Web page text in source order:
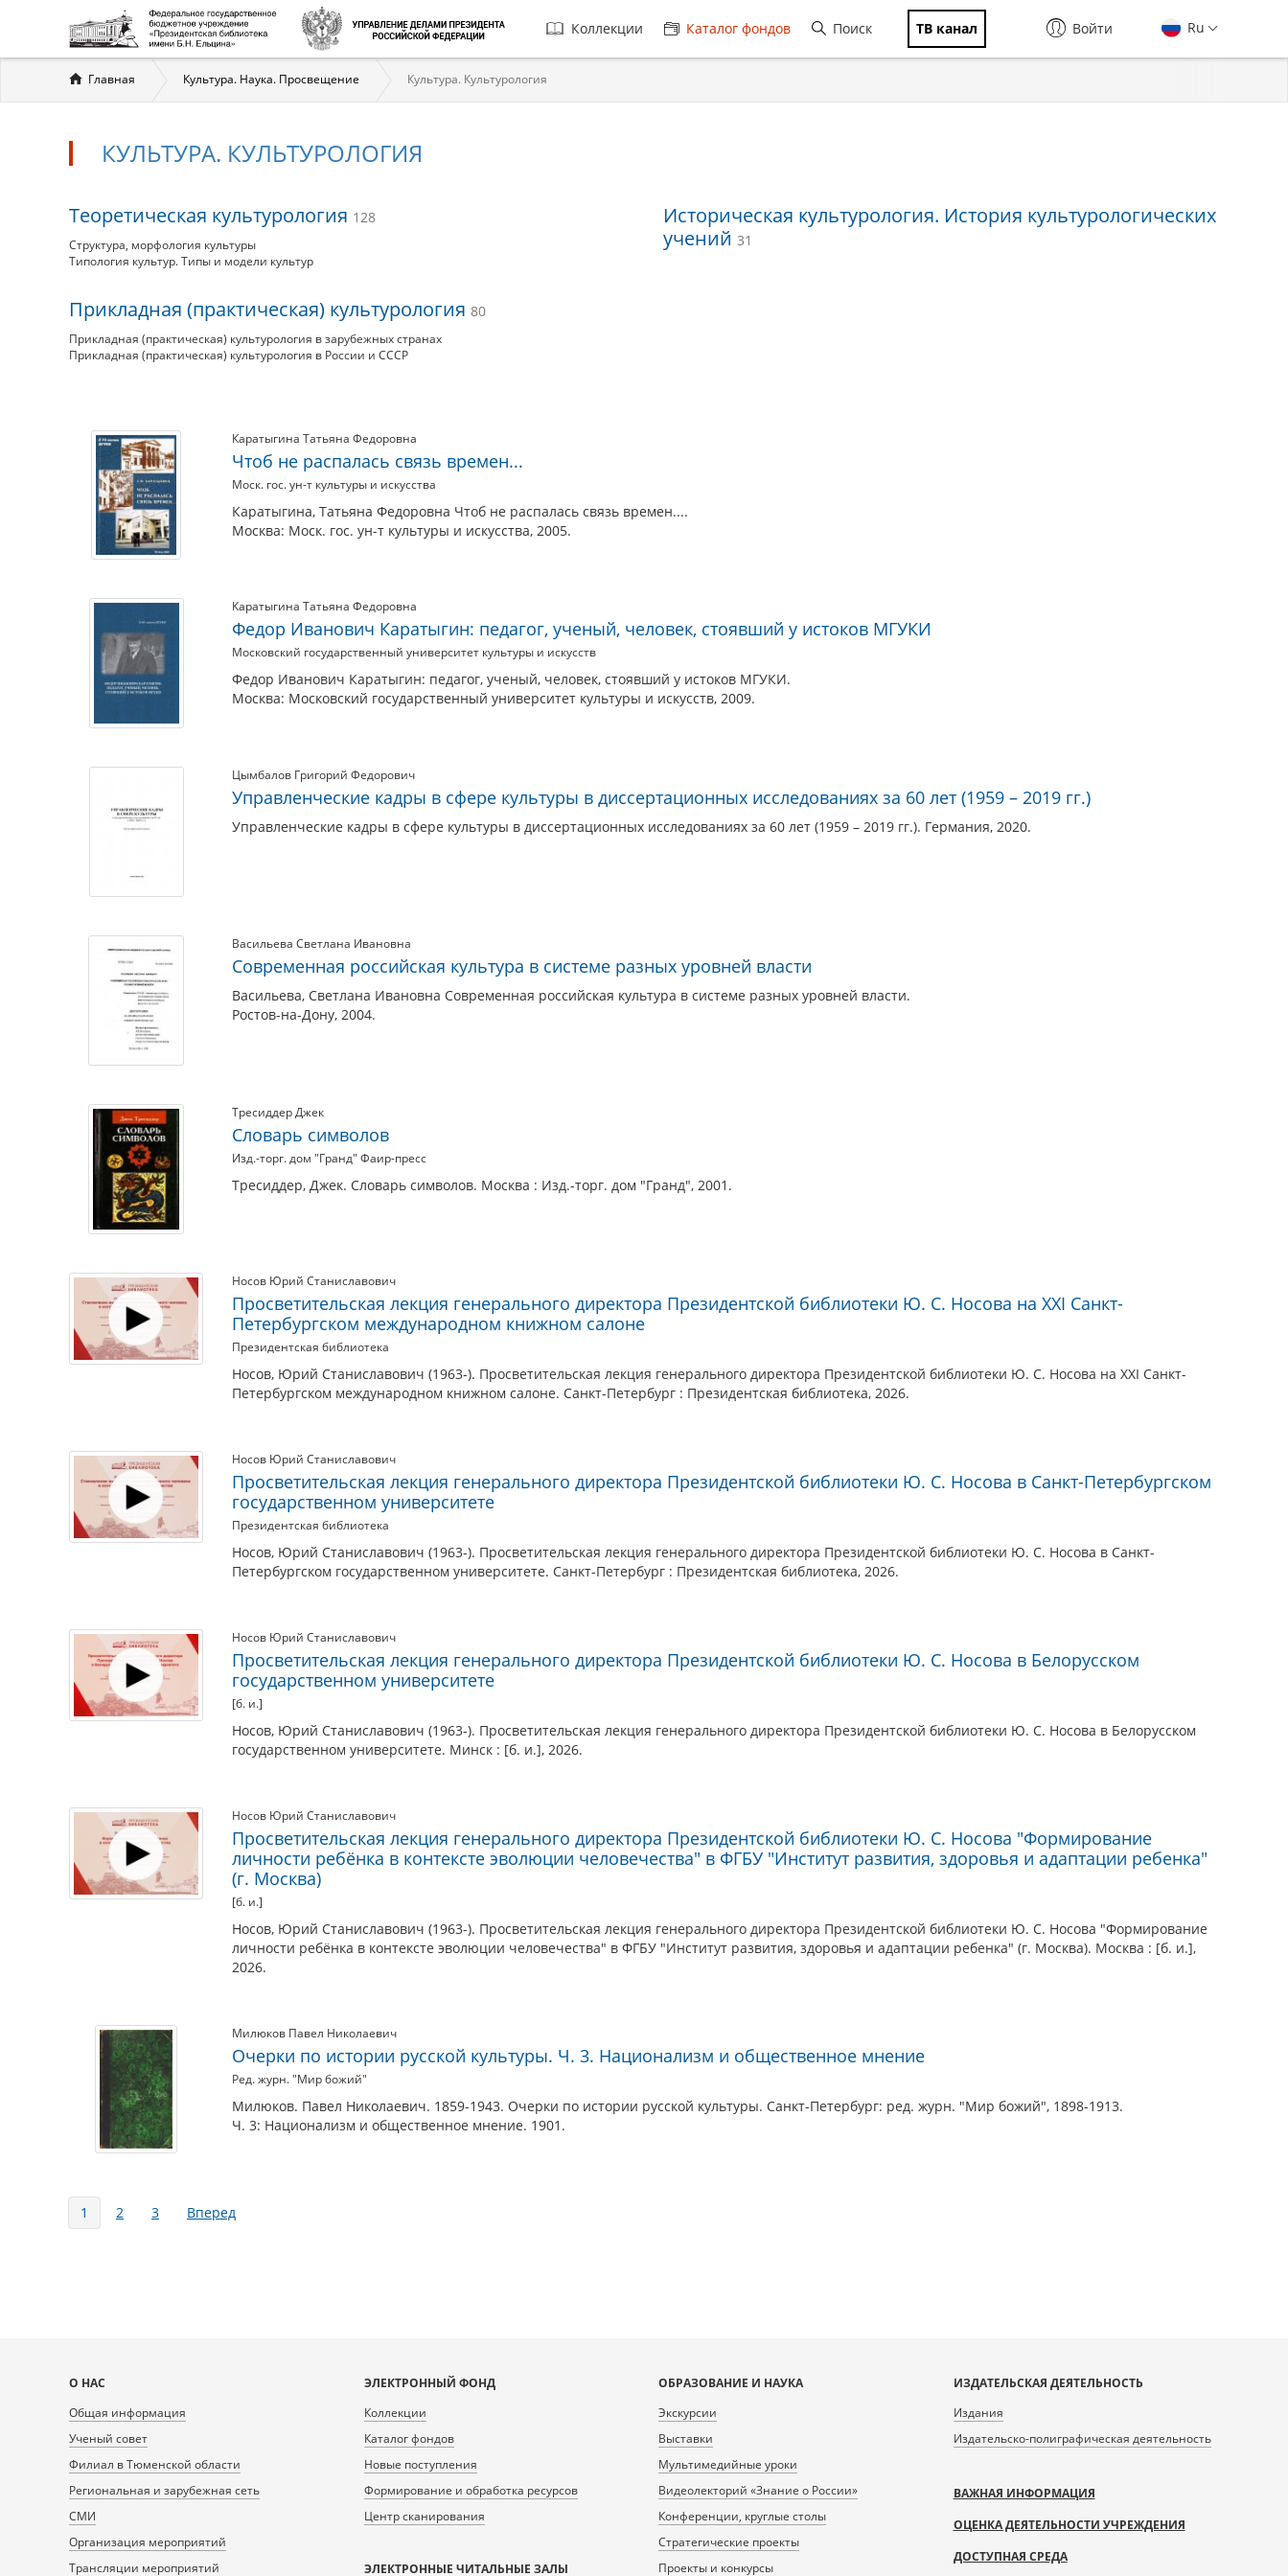
Главная
навигация
Коллекции Каталог фондов Поиск ТВ канал Ru
Войти
Вы
здесь
Главная Культура. Наука. Просвещение Культура. Культурология
КУЛЬТУРА. КУЛЬТУРОЛОГИЯ
Культура.
Культурология
Теоретическая культурология 128
Структура, морфология культуры
Типология культур. Типы и модели культур
Прикладная (практическая) культурология 80
Прикладная (практическая) культурология в зарубежных странах
Прикладная (практическая) культурология в России и СССР
Историческая культурология. История культурологических
учений 31
Материалы
теме
Каратыгина Татьяна Федоровна
Чтоб не распалась связь времен...
Моск. гос. ун-т культуры и искусства
Каратыгина, Татьяна Федоровна Чтоб не распалась связь времен....
Москва: Моск. гос. ун-т культуры и искусства, 2005.
Каратыгина Татьяна Федоровна
Федор Иванович Каратыгин: педагог, ученый, человек, стоявший у истоков МГУКИ
Московский государственный университет культуры и искусств
Федор Иванович Каратыгин: педагог, ученый, человек, стоявший у истоков МГУКИ.
Москва: Московский государственный университет культуры и искусств, 2009.
Цымбалов Григорий Федорович
Управленческие кадры в сфере культуры в диссертационных исследованиях за 60 лет (1959 – 2019 гг.)
Управленческие кадры в сфере культуры в диссертационных исследованиях за 60 лет (1959 – 2019 гг.). Германия, 2020.
Васильева Светлана Ивановна
Современная российская культура в системе разных уровней власти
Васильева, Светлана Ивановна Современная российская культура в системе разных уровней власти.
Ростов-на-Дону, 2004.
Тресиддер Джек
Словарь символов
Изд.-торг. дом "Гранд" Фаир-пресс
Тресиддер, Джек. Словарь символов. Москва : Изд.-торг. дом "Гранд", 2001.
Носов Юрий Станиславович
Просветительская лекция генерального директора Президентской библиотеки Ю. С. Носова на XXI Санкт-
Петербургском международном книжном салоне
Президентская библиотека
Носов, Юрий Станиславович (1963-). Просветительская лекция генерального директора Президентской библиотеки Ю. С. Носова на XXI Санкт-
Петербургском международном книжном салоне. Санкт-Петербург : Президентская библиотека, 2026.
Носов Юрий Станиславович
Просветительская лекция генерального директора Президентской библиотеки Ю. С. Носова в Санкт-Петербургском
государственном университете
Президентская библиотека
Носов, Юрий Станиславович (1963-). Просветительская лекция генерального директора Президентской библиотеки Ю. С. Носова в Санкт-
Петербургском государственном университете. Санкт-Петербург : Президентская библиотека, 2026.
Носов Юрий Станиславович
Просветительская лекция генерального директора Президентской библиотеки Ю. С. Носова в Белорусском
государственном университете
[б. и.]
Носов, Юрий Станиславович (1963-). Просветительская лекция генерального директора Президентской библиотеки Ю. С. Носова в Белорусском
государственном университете. Минск : [б. и.], 2026.
Носов Юрий Станиславович
Просветительская лекция генерального директора Президентской библиотеки Ю. С. Носова "Формирование
личности ребёнка в контексте эволюции человечества" в ФГБУ "Институт развития, здоровья и адаптации ребенка"
(г. Москва)
[б. и.]
Носов, Юрий Станиславович (1963-). Просветительская лекция генерального директора Президентской библиотеки Ю. С. Носова "Формирование
личности ребёнка в контексте эволюции человечества" в ФГБУ "Институт развития, здоровья и адаптации ребенка" (г. Москва). Москва : [б. и.],
2026.
Милюков Павел Николаевич
Очерки по истории русской культуры. Ч. 3. Национализм и общественное мнение
Ред. журн. "Мир божий"
Милюков. Павел Николаевич. 1859-1943. Очерки по истории русской культуры. Санкт-Петербург: ред. журн. "Мир божий", 1898-1913.
Ч. 3: Национализм и общественное мнение. 1901.
Страницы
1 2 3 Вперед
Карта
сайта
О НАС
Общая информация
Ученый совет
Филиал в Тюменской области
Региональная и зарубежная сеть
СМИ
Организация мероприятий
Трансляции мероприятий
ЭЛЕКТРОННЫЙ ФОНД
Коллекции
Каталог фондов
Новые поступления
Формирование и обработка ресурсов
Центр сканирования
ЭЛЕКТРОННЫЕ ЧИТАЛЬНЫЕ ЗАЛЫ
ОБРАЗОВАНИЕ И НАУКА
Экскурсии
Выставки
Мультимедийные уроки
Видеолекторий «Знание о России»
Конференции, круглые столы
Стратегические проекты
Проекты и конкурсы
ИЗДАТЕЛЬСКАЯ ДЕЯТЕЛЬНОСТЬ
Издания
Издательско-полиграфическая деятельность
ВАЖНАЯ ИНФОРМАЦИЯ
ОЦЕНКА ДЕЯТЕЛЬНОСТИ УЧРЕЖДЕНИЯ
ДОСТУПНАЯ СРЕДА